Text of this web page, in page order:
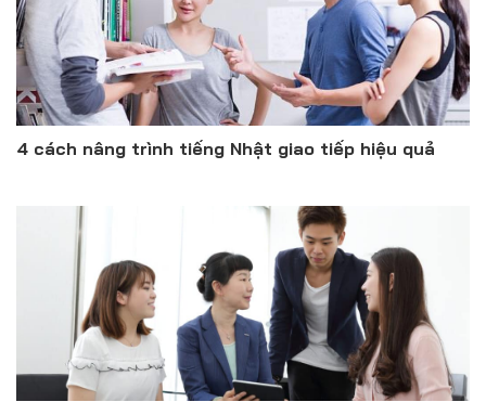
4 cách nâng trình tiếng Nhật giao tiếp hiệu quả